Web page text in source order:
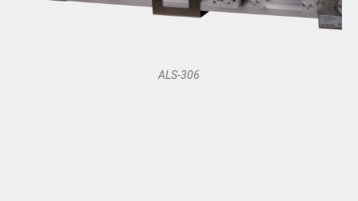
ALS-306